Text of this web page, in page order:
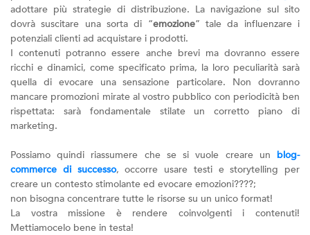
adottare più strategie di distribuzione. La navigazione sul sito
dovrà suscitare una sorta di “emozione” tale da influenzare i
potenziali clienti ad acquistare i prodotti.
I contenuti potranno essere anche brevi ma dovranno essere
ricchi e dinamici, come specificato prima, la loro peculiarità sarà
quella di evocare una sensazione particolare. Non dovranno
mancare promozioni mirate al vostro pubblico con periodicità ben
rispettata: sarà fondamentale stilate un corretto piano di
marketing.
Possiamo quindi riassumere che se si vuole creare un blog-
commerce di successo, occorre usare testi e storytelling per
creare un contesto stimolante ed evocare emozioni????;
non bisogna concentrare tutte le risorse su un unico format!
La vostra missione è rendere coinvolgenti i contenuti!
Mettiamocelo bene in testa!